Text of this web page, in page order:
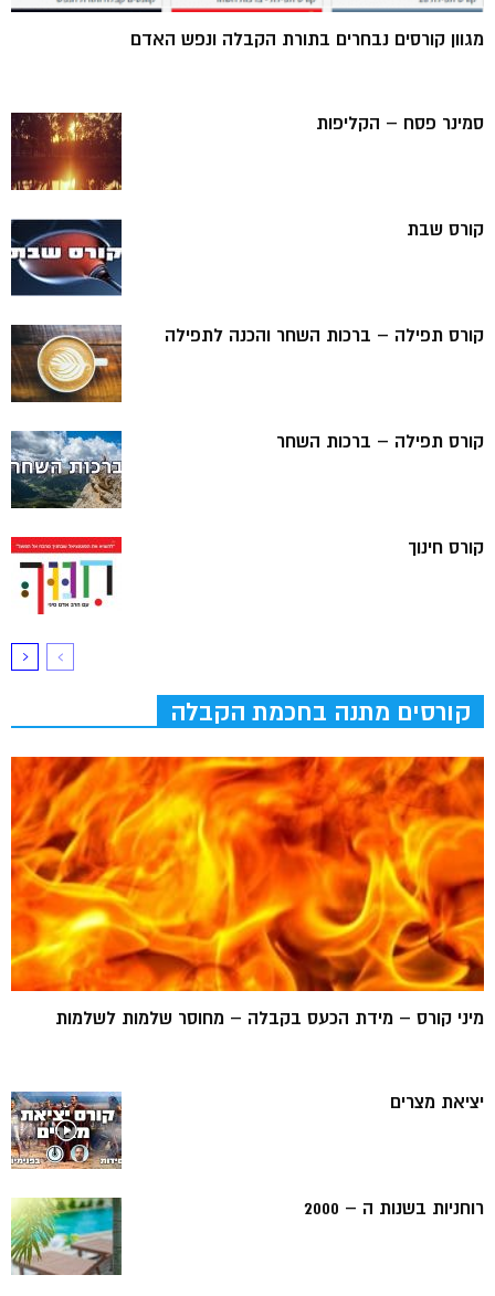
מגוון קורסים נבחרים בתורת הקבלה ונפש האדם
סמינר פסח – הקליפות
קורס שבת
קורס תפילה – ברכות השחר והכנה לתפילה
קורס תפילה – ברכות השחר
קורס חינוך
קורסים מתנה בחכמת הקבלה
מיני קורס – מידת הכעס בקבלה – מחוסר שלמות לשלמות
יציאת מצרים
רוחניות בשנות ה – 2000